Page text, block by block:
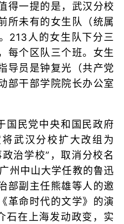
得一提的是，武汉分校
所未有的女生队（统属
213人的女生队下分三
每个区队三个班。女生
导员是钟复光（共产党
部干部学院院长办公室
国民党中央和国民政府
武汉分校扩大改组为
政治学校”，取消分校名
州中山大学任教的鲁迅
部副主任熊雄等人的邀
革命时代的文学》的演
石在上海发动政变，实